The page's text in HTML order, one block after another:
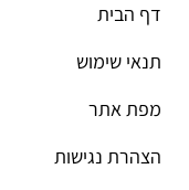
דף הבית
תנאי שימוש
מפת אתר
הצהרת נגישות